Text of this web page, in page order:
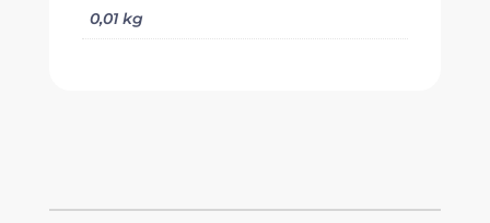
0,01 kg